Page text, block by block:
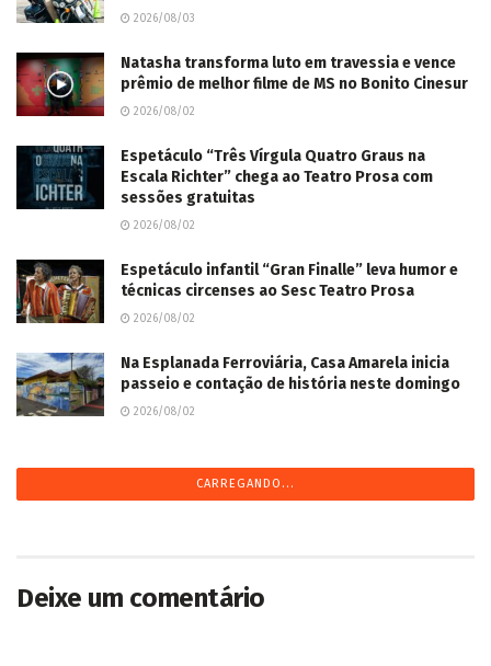
2026/08/03
Natasha transforma luto em travessia e vence
prêmio de melhor filme de MS no Bonito Cinesur
2026/08/02
Espetáculo “Três Vírgula Quatro Graus na
Escala Richter” chega ao Teatro Prosa com
sessões gratuitas
2026/08/02
Espetáculo infantil “Gran Finalle” leva humor e
técnicas circenses ao Sesc Teatro Prosa
2026/08/02
Na Esplanada Ferroviária, Casa Amarela inicia
passeio e contação de história neste domingo
2026/08/02
CARREGANDO...
Deixe um comentário